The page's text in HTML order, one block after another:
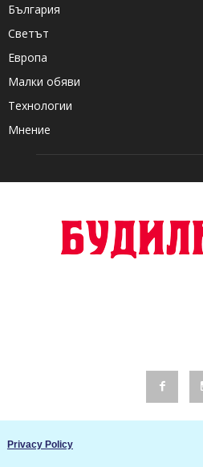
България
Светът
Европа
Малки обяви
Технологии
Мнение
Privacy Policy